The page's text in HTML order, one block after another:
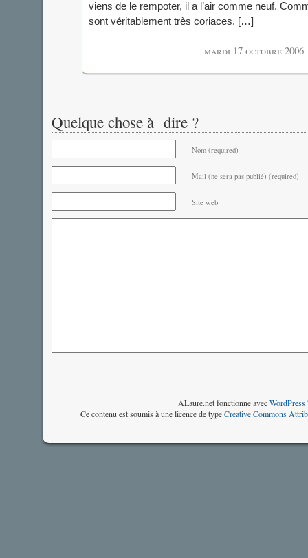
viens de le rempoter, il a l’air comme neuf.
sont véritablement très coriaces. […]
mardi 17 octobre 2006
Quelque chose à dire ?
Nom (required)
Mail (ne sera pas publié) (required)
Site web
ALaure.net fonctionne avecWordPress
Ce contenu est soumis à une licence de typeCreative Commons